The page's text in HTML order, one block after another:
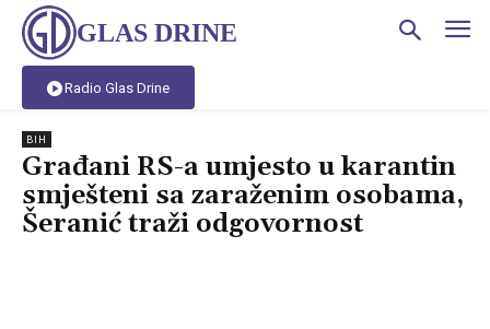
GLAS DRINE
Radio Glas Drine
BIH
Građani RS-a umjesto u karantin
smješteni sa zaraženim osobama,
Šeranić traži odgovornost